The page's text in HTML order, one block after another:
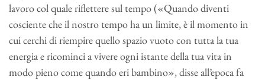
lavoro col quale riflettere sul tempo («Quando diventi
cosciente che il nostro tempo ha un limite, è il momento in
cui cerchi di riempire quello spazio vuoto con tutta la tua
energia e ricominci a vivere ogni istante della tua vita in
modo pieno come quando eri bambino», disse all’epoca fa